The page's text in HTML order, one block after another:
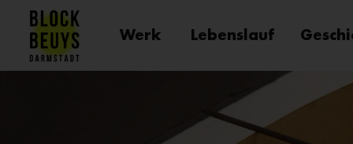
Werk Lebenslauf